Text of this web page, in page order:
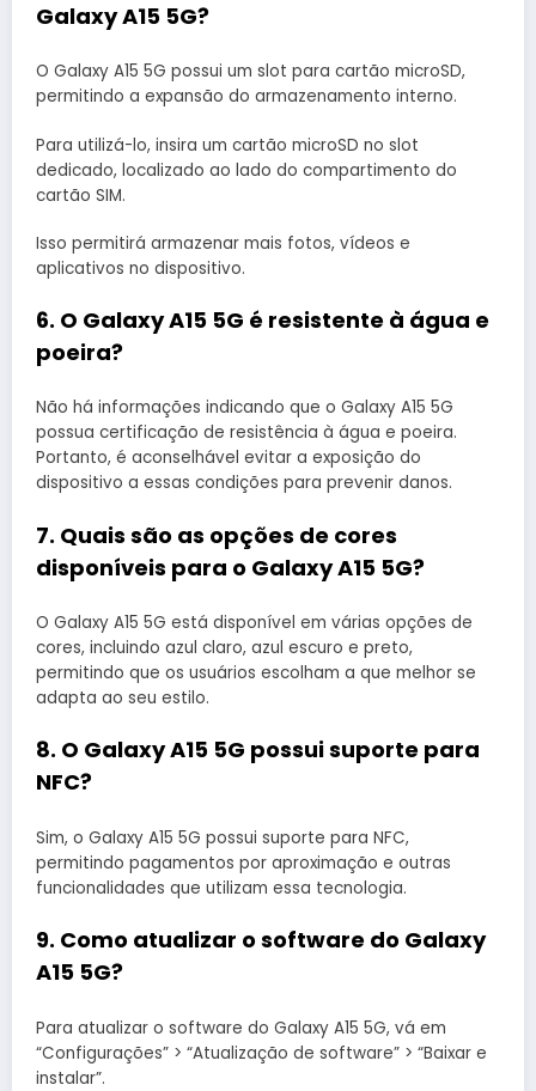
Galaxy A15 5G?
O Galaxy A15 5G possui um slot para cartão microSD,
permitindo a expansão do armazenamento interno.
Para utilizá-lo, insira um cartão microSD no slot
dedicado, localizado ao lado do compartimento do
cartão SIM.
Isso permitirá armazenar mais fotos, vídeos e
aplicativos no dispositivo. ​
6. O Galaxy A15 5G é resistente à água e
poeira?
Não há informações indicando que o Galaxy A15 5G
possua certificação de resistência à água e poeira.
Portanto, é aconselhável evitar a exposição do
dispositivo a essas condições para prevenir danos.​
7. Quais são as opções de cores
disponíveis para o Galaxy A15 5G?
O Galaxy A15 5G está disponível em várias opções de
cores, incluindo azul claro, azul escuro e preto,
permitindo que os usuários escolham a que melhor se
adapta ao seu estilo. ​
8. O Galaxy A15 5G possui suporte para
NFC?
Sim, o Galaxy A15 5G possui suporte para NFC,
permitindo pagamentos por aproximação e outras
funcionalidades que utilizam essa tecnologia.
9. Como atualizar o software do Galaxy
A15 5G?
Para atualizar o software do Galaxy A15 5G, vá em
“Configurações” > “Atualização de software” > “Baixar e
instalar”.